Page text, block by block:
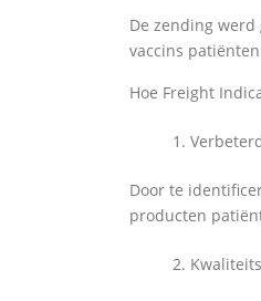
De zending
vaccins
Hoe Freight
Door te
producten